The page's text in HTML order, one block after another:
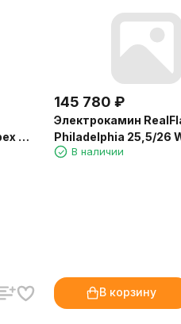
с
145 780 ₽
Электрокамин
Philadelphia 25,5/26
золото с очагом 3D
В наличии
В корзину